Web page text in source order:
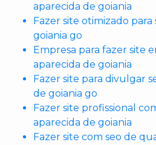
aparecida de goiania
Fazer site otimizado
goiania go
Empresa para fazer site
aparecida de goiania
Fazer site para divulgar
de goiania go
Fazer site profissional
aparecida de goiania
Fazer site com seo de